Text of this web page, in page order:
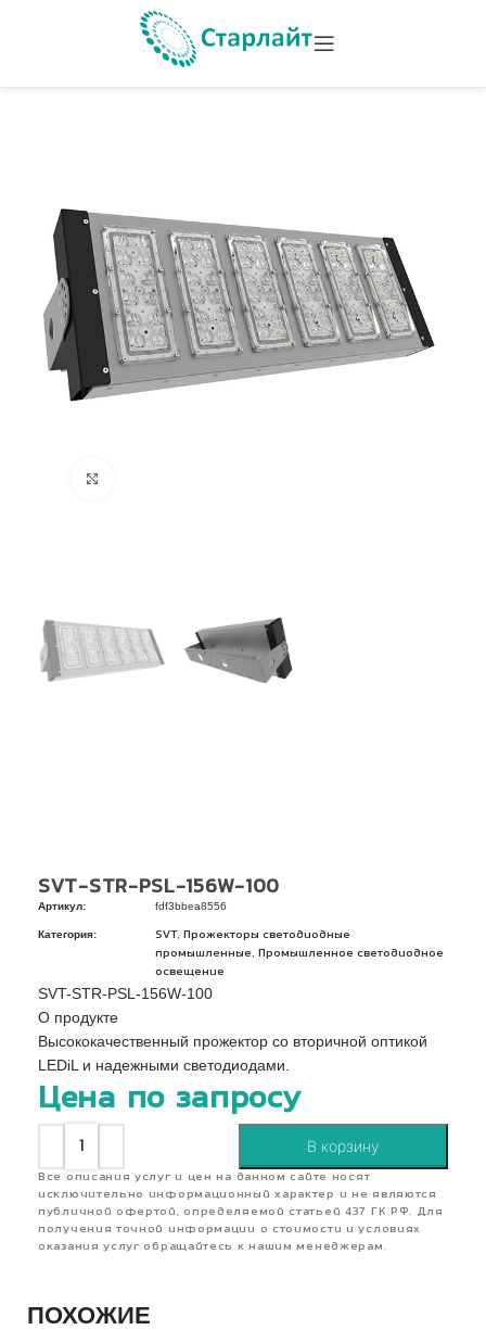
SVT-STR-PSL-156W-100
Артикул: fdf3bbea8556
Категория: SVT,
Прожекторы светодиодные
промышленные
Промышленное светодиодное
освещение
SVT-STR-PSL-156W-100
О продукте
Высококачественный прожектор со вторичной оптикой
LEDiL и надежными светодиодами.
Цена по запросу
В корзину
Все описания услуг и цен на данном сайте носят
исключительно информационный характер и не являются
публичной офертой, определяемой статьей 437 ГК РФ. Для
получения точной информации о стоимости и условиях
оказания услуг обращайтесь к нашим менеджерам.
ПОХОЖИЕ